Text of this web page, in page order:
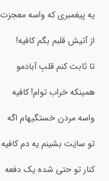
یه پیغمبری که واسه معجزت
از آتیش قلبم بگم کافیه!
تا ثابت کنم قلبِ آبادمو
همینکه خراب توام! کافیه
واسه مردن خستگیهام اگه
تو سایَت بشینم یه دم کافیه
کنار تو حتی شده یک دفعه